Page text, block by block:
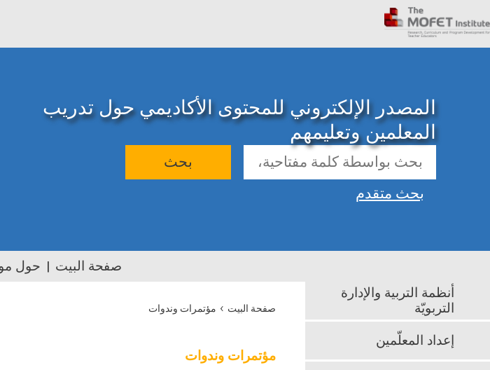
المصدر الإلكتروني للمحتوى الأكاديمي حول تدريب
المعلمين وتعليمهم
بحث
بحث متقدم
صفحة البيت حول
صفحة البيت › مؤتمرات وندوات
مؤتمرات وندوات
أنظمة التربية والإدارة
التربويّة
إعداد المعلّمين